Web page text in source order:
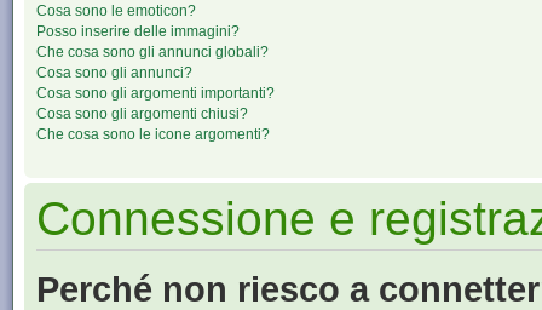
Cosa sono le emoticon?
Posso inserire delle immagini?
Che cosa sono gli annunci globali?
Cosa sono gli annunci?
Cosa sono gli argomenti importanti?
Cosa sono gli argomenti chiusi?
Che cosa sono le icone argomenti?
Connessione e
Perché non riesco a